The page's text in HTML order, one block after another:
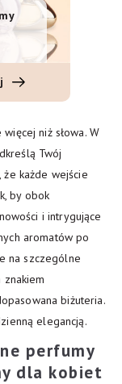
niż słowa. W
Twój
każde wejście
by obok
i intrygujące
aromatów po
na szczególne
biżuteria.
elegancją.
perfumy
dla kobiet